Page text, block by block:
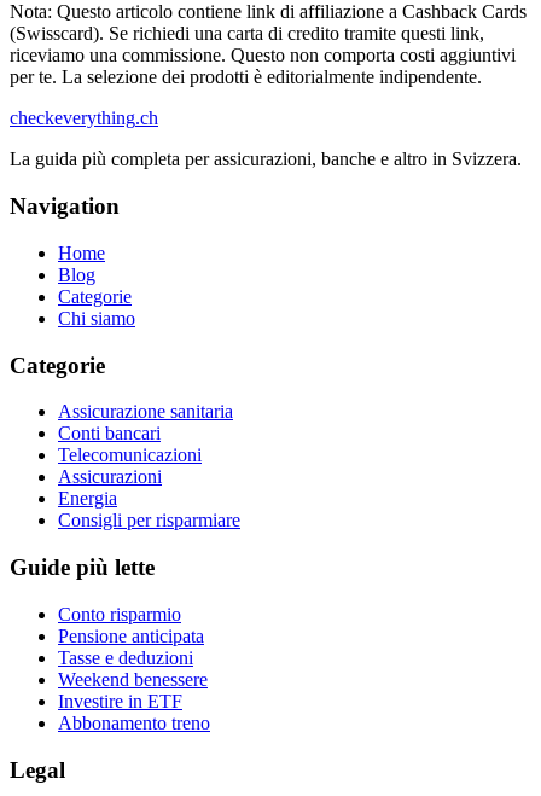
Nota: Questo articolo contiene link di affiliazione a Cashback Cards
(Swisscard). Se richiedi una carta di credito tramite questi link,
riceviamo una commissione. Questo non comporta costi aggiuntivi
per te. La selezione dei prodotti è editorialmente indipendente.
checkeverything.ch
La guida più completa per assicurazioni, banche e altro in Svizzera.
Navigation
Home
Blog
Categorie
Chi siamo
Categorie
Assicurazione sanitaria
Conti bancari
Telecomunicazioni
Assicurazioni
Energia
Consigli per risparmiare
Guide più lette
Conto risparmio
Pensione anticipata
Tasse e deduzioni
Weekend benessere
Investire in ETF
Abbonamento treno
Legal